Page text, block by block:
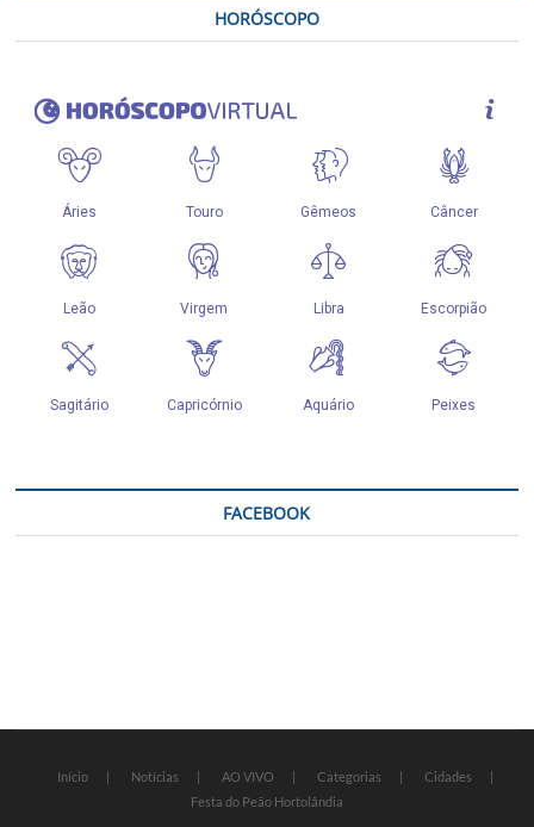
HORÓSCOPO
FACEBOOK
Início Notícias AO VIVO Categorias
Cidades
Festa do Peão Hortolândia